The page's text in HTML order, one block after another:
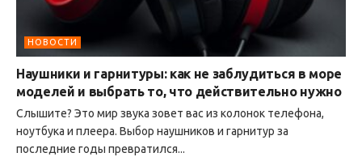
НОВОСТИ
Наушники и гарнитуры: как не заблудиться в море
моделей и выбрать то, что действительно нужно
Слышите? Это мир звука зовет вас из колонок телефона,
ноутбука и плеера. Выбор наушников и гарнитур за
последние годы превратился...